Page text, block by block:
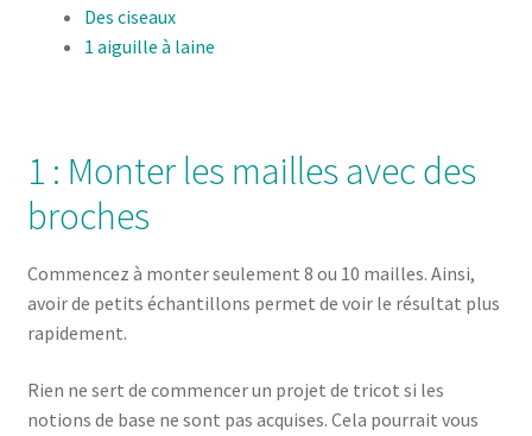
Des ciseaux
1 aiguille à laine
1 : Monter les mailles avec des
broches
Commencez à monter seulement 8 ou 10 mailles. Ainsi,
avoir de petits échantillons permet de voir le résultat plus
rapidement.
Rien ne sert de commencer un projet de tricot si les
notions de base ne sont pas acquises. Cela pourrait vous